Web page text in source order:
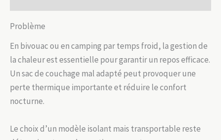
Problème
En bivouac ou en camping par temps froid, la gestion de
la chaleur est essentielle pour garantir un repos efficace.
Un sac de couchage mal adapté peut provoquer une
perte thermique importante et réduire le confort
nocturne.
Le choix d’un modèle isolant mais transportable reste